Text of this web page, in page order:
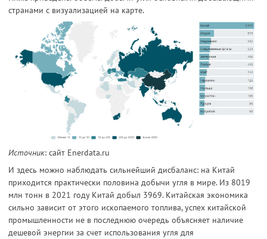
странами с визуализацией на карте.
Источник: сайт Enerdata.ru
И здесь можно наблюдать сильнейший дисбаланс: на Китай
приходится практически половина добычи угля в мире. Из 8019
млн тонн в 2021 году Китай добыл 3969. Китайская экономика
сильно зависит от этого ископаемого топлива, успех китайской
промышленности не в последнюю очередь объясняет наличие
дешевой энергии за счет использования угля для